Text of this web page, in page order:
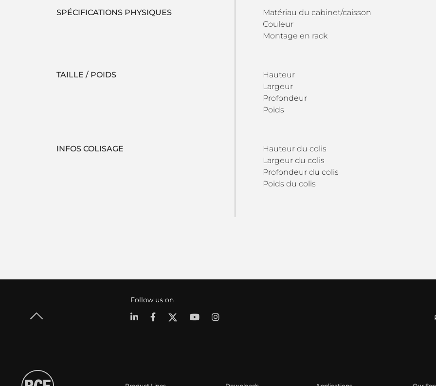
SPÉCIFICATIONS PHYSIQUES Matériau du cabinet/caisson
Couleur
Montage en rack
TAILLE / POIDS Hauteur
Largeur
Profondeur
Poids
INFOS COLISAGE Hauteur du colis
Largeur du colis
Profondeur du colis
Poids du colis
Follow us on